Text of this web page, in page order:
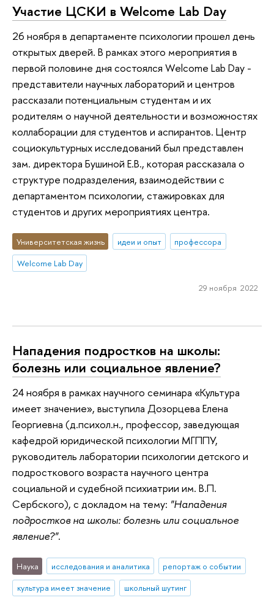
Участие ЦСКИ в Welcome Lab Day
26 ноября в департаменте психологии прошел день
открытых дверей. В рамках этого мероприятия в
первой половине дня состоялся Welcome Lab Day -
представители научных лабораторий и центров
рассказали потенциальным студентам и их
родителям о научной деятельности и возможностях
коллаборации для студентов и аспирантов. Центр
социокультурных исследований был представлен
зам. директора Бушиной Е.В., которая рассказала о
структуре подразделения, взаимодействии с
департаментом психологии, стажировках для
студентов и других мероприятиях центра.
Университетская жизнь идеи и опыт
профессора
Welcome Lab Day
29 ноября 2022
Нападения подростков на школы:
болезнь или социальное явление?
24 ноября в рамках научного семинара «Культура
имеет значение», выступила Дозорцева Елена
Георгиевна (д.психол.н., профессор, заведующая
кафедрой юридической психологии МГППУ,
руководитель лаборатории психологии детского и
подросткового возраста научного центра
социальной и судебной психиатрии им. В.П.
Сербского), с докладом на тему: "Нападения
подростков на школы: болезнь или социальное
явление?".
Наука исследования и аналитика
репортаж о событии
культура имеет значение
школьный шутинг